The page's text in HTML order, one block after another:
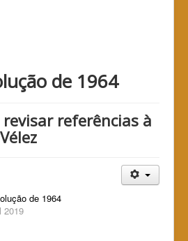
de 1964
referências à
de 1964
2019